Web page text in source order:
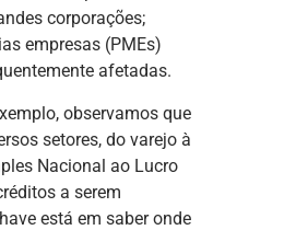
corporações;
empresas (PMEs)
afetadas.
observamos que
setores, do varejo à
Nacional ao Lucro
a serem
está em saber onde